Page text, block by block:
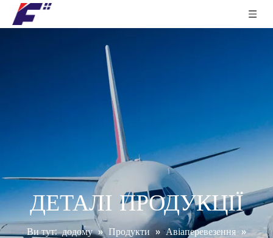
ДЕТАЛІ ПРОДУКЦІЇ
Ви тут: додому » Продукти » Авіаперевезення »